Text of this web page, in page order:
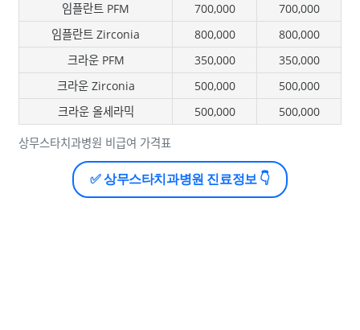
상무스타치과병원 비급여 가격표
임플란트 PFM
700,000
700,000
임플란트 Zirconia
800,000
800,000
크라운 PFM
350,000
350,000
크라운 Zirconia
500,000
500,000
크라운 올세라믹
500,000 500,000
✅ 상무스타치과병원 진료정보 👇